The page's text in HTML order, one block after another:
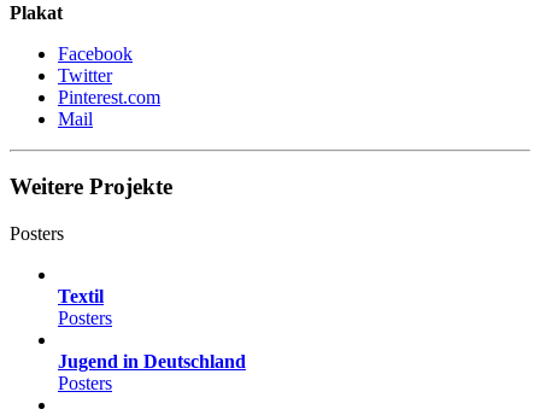
Plakat
Facebook
Twitter
Pinterest.com
Mail
Weitere Projekte
Posters
Textil
Posters
Jugend in Deutschland
Posters